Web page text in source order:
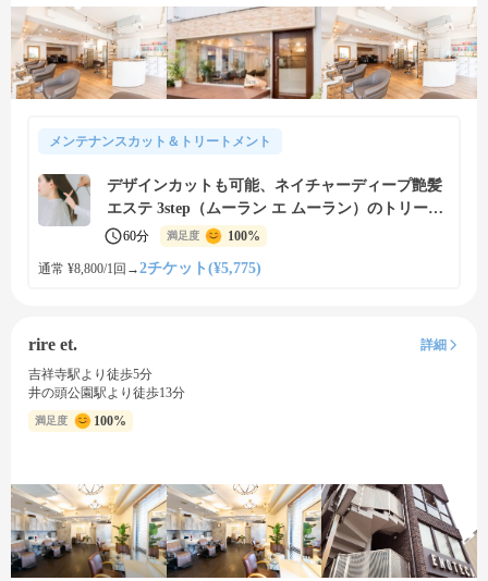
メンテナンスカット＆トリートメント
デザインカットも可能、ネイチャーディープ艶髪
エステ 3step（ムーラン エ ムーラン）のトリート
メント付きカットメニュー
60分 満足度 100%
通常 ¥8,800/1回 →2チケット(¥5,775)
rire et.
詳細
吉祥寺駅より徒歩5分
井の頭公園駅より徒歩13分
満足度 100%